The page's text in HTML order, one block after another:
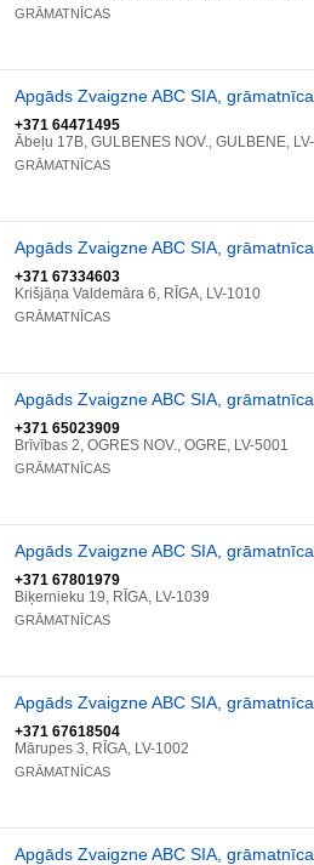
GRĀMATNĪCAS
Apgāds Zvaigzne ABC SIA, grāmatnīca
+371 64471495
Ābeļu 17B, GULBENES NOV., GULBENE,
GRĀMATNĪCAS
Apgāds Zvaigzne ABC SIA, grāmatnīca
+371 67334603
Krišjāņa Valdemāra 6, RĪGA, LV-1010
GRĀMATNĪCAS
Apgāds Zvaigzne ABC SIA, grāmatnīca
+371 65023909
Brīvības 2, OGRES NOV., OGRE, LV-5001
GRĀMATNĪCAS
Apgāds Zvaigzne ABC SIA, grāmatnīca
+371 67801979
Biķernieku 19, RĪGA, LV-1039
GRĀMATNĪCAS
Apgāds Zvaigzne ABC SIA, grāmatnīca
+371 67618504
Mārupes 3, RĪGA, LV-1002
GRĀMATNĪCAS
Apgāds Zvaigzne ABC SIA, grāmatnīca